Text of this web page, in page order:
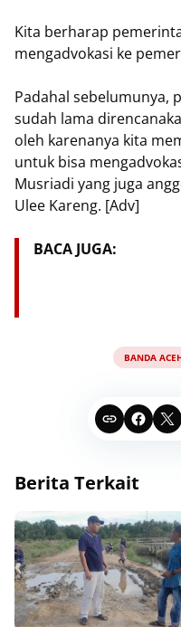
Kita berharap
mengadvokasi ke
Padahal sebelumunya,
sudah lama
oleh karenanya kita
untuk bisa
Musriadi yang juga
Ulee Kareng. [Adv]
BACA JUGA:
BANDA
Berita Terkait